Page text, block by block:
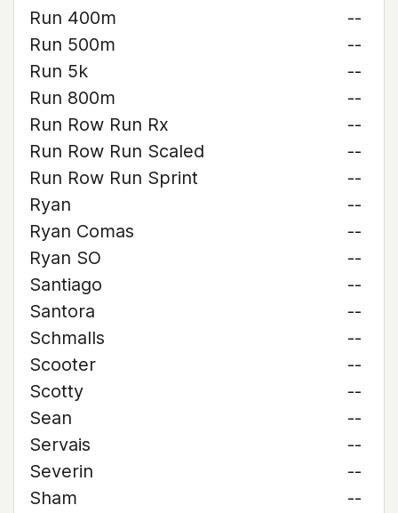
Run 400m
--
Run 500m
--
Run 5k
--
Run 800m
--
Run Row Run Rx
--
Run Row Run Scaled
--
Run Row Run Sprint
--
Ryan
--
Ryan Comas
--
Ryan SO
--
Santiago
--
Santora
--
Schmalls
--
Scooter
--
Scotty
--
Sean
--
Servais
--
Severin
--
Sham
--